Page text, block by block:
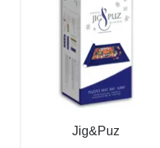
Jig&Puz